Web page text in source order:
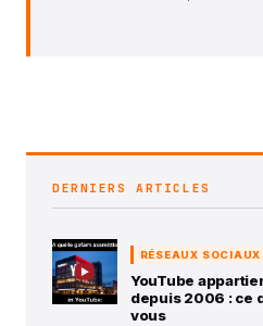
DERNIERS ARTICLES
RÉSEAUX SOCIAUX
YouTube
depuis 2006 : ce
vous